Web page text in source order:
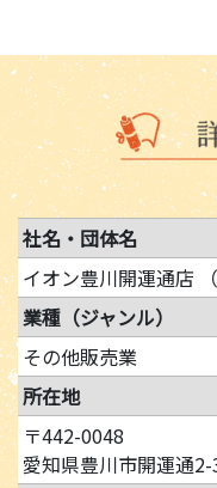
社名・団体名
イオン豊川開運通店
業種（ジャンル）
その他販売業
所在地
〒442-0048
愛知県豊川市開運通2-